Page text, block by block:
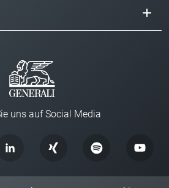
uns auf Social Media